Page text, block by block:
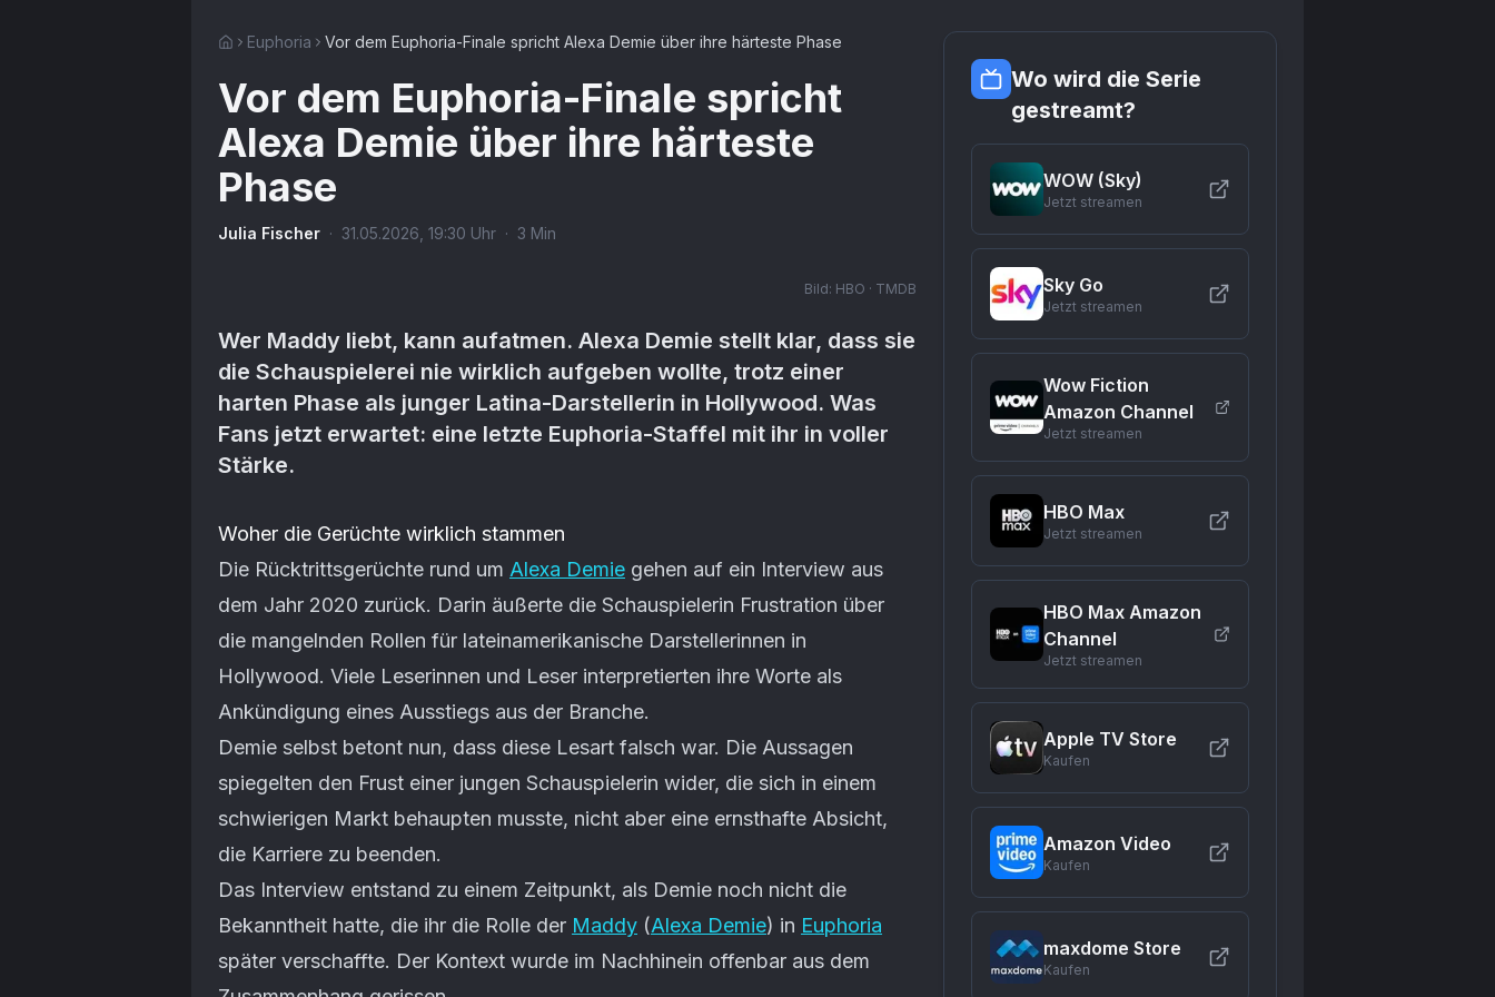
Euphoria Vor dem Euphoria-Finale spricht Alexa Demie über ihre härteste Phase
Vor dem Euphoria-Finale spricht
Alexa Demie über ihre härteste
Phase
Julia Fischer · 31.05.2026 19:30 Uhr · 3 Min
Bild: HBO · TMDB
Wer Maddy liebt, kann aufatmen. Alexa Demie stellt klar, dass sie
die Schauspielerei nie wirklich aufgeben wollte, trotz einer
harten Phase als junger Latina-Darstellerin in Hollywood. Was
Fans jetzt erwartet: eine letzte Euphoria-Staffel mit ihr in voller
Stärke.
Artikel-Inhalt
Woher die Gerüchte wirklich stammen
Die Rücktrittsgerüchte rund um Alexa Demie gehen auf ein Interview aus
dem Jahr 2020 zurück. Darin äußerte die Schauspielerin Frustration über
die mangelnden Rollen für lateinamerikanische Darstellerinnen in
Hollywood. Viele Leserinnen und Leser interpretierten ihre Worte als
Ankündigung eines Ausstiegs aus der Branche.
Demie selbst betont nun, dass diese Lesart falsch war. Die Aussagen
spiegelten den Frust einer jungen Schauspielerin wider, die sich in einem
schwierigen Markt behaupten musste, nicht aber eine ernsthafte Absicht,
die Karriere zu beenden.
Das Interview entstand zu einem Zeitpunkt, als Demie noch nicht die
Bekanntheit hatte, die ihr die Rolle der Maddy (Alexa Demie) in Euphoria
später verschaffte. Der Kontext wurde im Nachhinein offenbar aus dem
Wo wird die Serie
gestreamt?
WOW (Sky)
Jetzt streamen
Sky Go
Jetzt streamen
Wow Fiction
Amazon Channel
Jetzt streamen
HBO Max
Jetzt streamen
HBO Max Amazon
Channel
Jetzt streamen
Apple TV Store
Kaufen
Amazon Video
Kaufen
maxdome Store
Kaufen